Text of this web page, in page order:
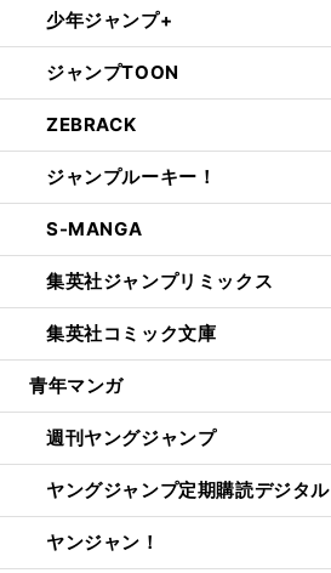
少年ジャンプ+
ジャンプTOON
ZEBRACK
ジャンプルーキー！
S-MANGA
集英社ジャンプリミックス
集英社コミック文庫
青年マンガ
週刊ヤングジャンプ
ヤングジャンプ定期購読デジタル
ヤンジャン！